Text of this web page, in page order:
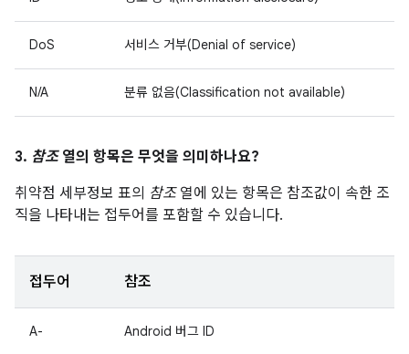
DoS 서비스 거부(Denial of service)
N/A 분류 없음(Classification not available)
3. 참조열의 항목은 무엇을 의미하나요?
취약점 세부정보 표의 참조열에 있는 항목은 참조값이 속한 조
직을 나타내는 접두어를 포함할 수 있습니다.
접두어 참조
A- Android 버그 ID